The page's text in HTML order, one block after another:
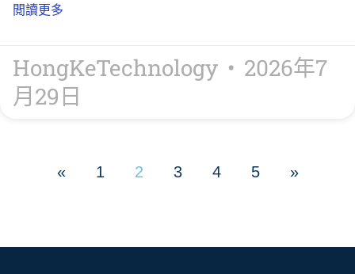
閲讀更多
HongKeTechnology
2026年7
月29日
« 1 2 3 4 5 »